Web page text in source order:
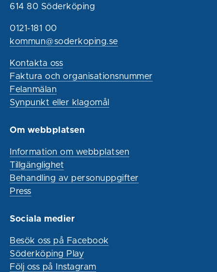
614 80 Söderköping
0121-181 00
kommun@soderkoping.se
Kontakta oss
Faktura och organisationsnummer
Felanmälan
Synpunkt eller klagomål
Om webbplatsen
Information om webbplatsen
Tillgänglighet
Behandling av personuppgifter
Press
Sociala medier
Besök oss på Facebook
Söderköping Play
Följ oss på Instagram